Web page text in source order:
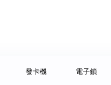
發卡機 電子鎖